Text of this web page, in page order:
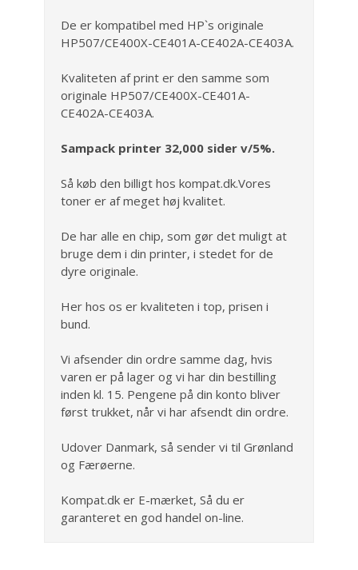
De er kompatibel med HP`s originale
HP507/CE400X-CE401A-CE402A-CE403A.
Kvaliteten af print er den samme som
originale HP507/CE400X-CE401A-
CE402A-CE403A.
Sampack printer 32,000 sider v/5%.
Så køb den billigt hos kompat.dk.Vores
toner er af meget høj kvalitet.
De har alle en chip, som gør det muligt at
bruge dem i din printer, i stedet for de
dyre originale.
Her hos os er kvaliteten i top, prisen i
bund.
Vi afsender din ordre samme dag, hvis
varen er på lager og vi har din bestilling
inden kl. 15. Pengene på din konto bliver
først trukket, når vi har afsendt din ordre.
Udover Danmark, så sender vi til Grønland
og Færøerne.
Kompat.dk er E-mærket, Så du er
garanteret en god handel on-line.